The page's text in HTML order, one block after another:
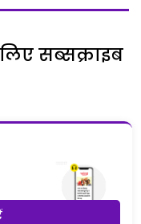
सब्सक्राइब